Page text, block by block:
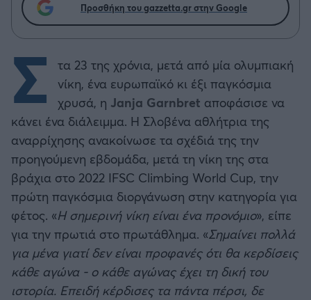
Προσθήκη του gazzetta.gr στην Google
Σ
τα 23 της χρόνια, μετά από μία ολυμπιακή
νίκη, ένα ευρωπαϊκό κι έξι παγκόσμια
χρυσά, η Janja Garnbret αποφάσισε να
κάνει ένα διάλειμμα. Η Σλοβένα αθλήτρια της
αναρρίχησης ανακοίνωσε τα σχέδιά της την
προηγούμενη εβδομάδα, μετά τη νίκη της στα
βράχια στο 2022 IFSC Climbing World Cup, την
πρώτη παγκόσμια διοργάνωση στην κατηγορία για
φέτος. «Η σημερινή νίκη είναι ένα προνόμιο», είπε
για την πρωτιά στο πρωτάθλημα. «Σημαίνει πολλά
για μένα γιατί δεν είναι προφανές ότι θα κερδίσεις
κάθε αγώνα - ο κάθε αγώνας έχει τη δική του
ιστορία. Επειδή κέρδισες τα πάντα πέρσι, δε